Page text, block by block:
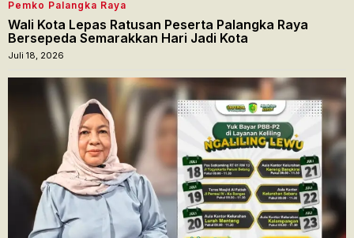
Pemko Palangka Raya
Wali Kota Lepas Ratusan Peserta Palangka Raya
Bersepeda Semarakkan Hari Jadi Kota
Juli 18, 2026